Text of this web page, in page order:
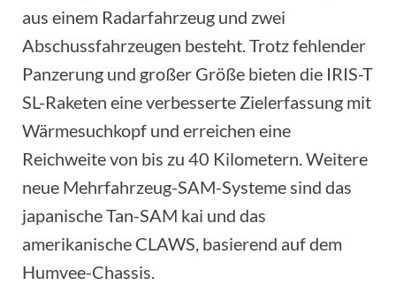
aus einem Radarfahrzeug und zwei
Abschussfahrzeugen besteht. Trotz fehlender
Panzerung und großer Größe bieten die IRIS-T
SL-Raketen eine verbesserte Zielerfassung mit
Wärmesuchkopf und erreichen eine
Reichweite von bis zu 40 Kilometern. Weitere
neue Mehrfahrzeug-SAM-Systeme sind das
japanische Tan-SAM kai und das
amerikanische CLAWS, basierend auf dem
Humvee-Chassis.